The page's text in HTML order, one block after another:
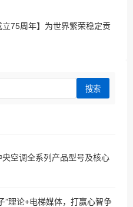
立75周年】为世界繁荣稳定贡
搜索
空调全系列产品型号及核心
”理论+电梯媒体，打赢心智争